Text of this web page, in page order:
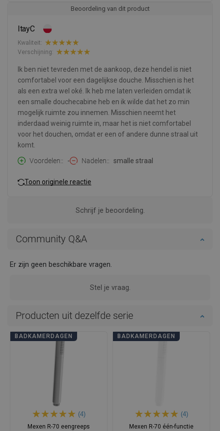
Beoordeling van dit product
ItayC
Kwaliteit:
Verschijning:
Ik ben niet tevreden met de aankoop, deze hendel is niet
comfortabel voor een dagelijkse douche. Misschien is het
als een extra wel oké. Ik heb me laten verleiden omdat ik
een smalle douchecabine heb en ik wilde dat het zo min
mogelijk ruimte zou innemen. Misschien neemt het
inderdaad weinig ruimte in, maar het is niet comfortabel
voor het douchen, omdat er een of andere dunne straal uit
komt.
Voordelen:
- Nadelen: smalle straal
Toon originele reactie
Schrijf je beoordeling.
Community Q&A
Er zijn geen beschikbare vragen.
Stel je vraag.
Producten uit dezelfde serie
BADKAMERDAGEN
(4)
Mexen R-70 eengreeps
BADKAMERDAGEN
(4)
Mexen R-70 één-functie